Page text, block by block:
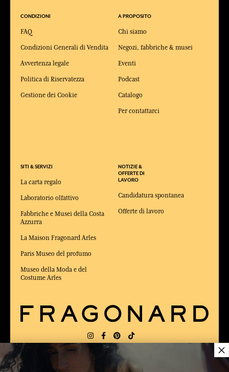
CONDIZIONI
FAQ
Condizioni Generali di Vendita
Avvertenza legale
Politica di Riservatezza
Gestione dei Cookie
SITI & SERVIZI
La carta regalo
Laboratorio olfattivo
Fabbriche e Musei della Costa
Azzurra
La Maison Fragonard Arles
Paris Museo del profumo
Museo della Moda e del
Costume Arles
A PROPOSITO
Chi siamo
Negozi, fabbriche & musei
Eventi
Podcast
Catalogo
Per contattarci
NOTIZIE &
OFFERTE DI
LAVORO
Candidatura spontanea
Offerte di lavoro
CONSEGNA: LINGUA:
×